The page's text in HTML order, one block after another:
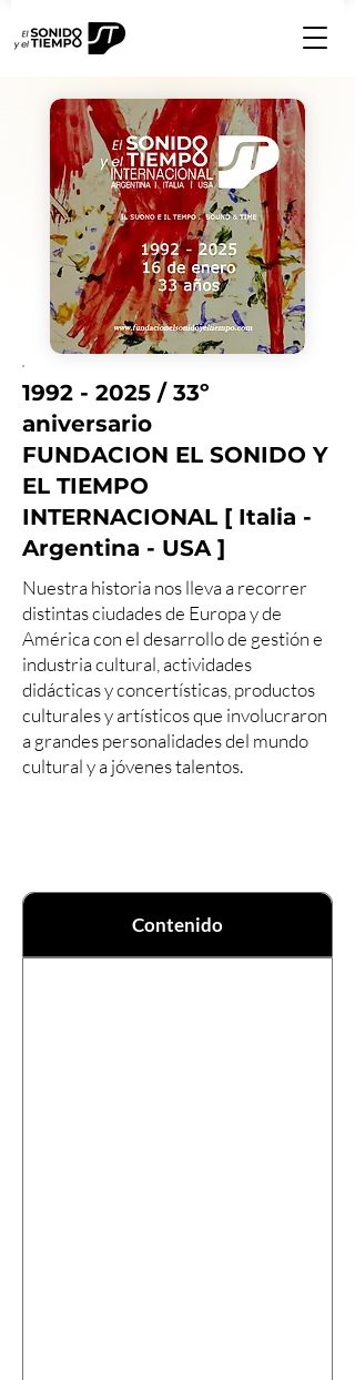
1992 - 2025 / 33º
aniversario
FUNDACION EL SONIDO Y
EL TIEMPO
INTERNACIONAL [ Italia -
Argentina - USA ]
Nuestra historia nos lleva a recorrer
distintas ciudades de Europa y de
América con el desarrollo de gestión e
industria cultural, actividades
didácticas y concertísticas, productos
culturales y artísticos que involucraron
a grandes personalidades del mundo
cultural y a jóvenes talentos.
Contenido